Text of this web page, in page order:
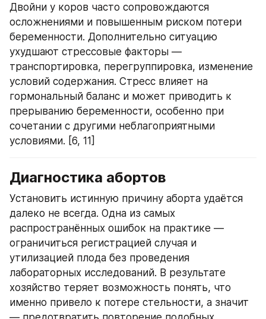
Двойни у коров часто сопровождаются
осложнениями и повышенным риском потери
беременности. Дополнительно ситуацию
ухудшают стрессовые факторы —
транспортировка, перегруппировка, изменение
условий содержания. Стресс влияет на
гормональный баланс и может приводить к
прерыванию беременности, особенно при
сочетании с другими неблагоприятными
условиями. [6, 11]
Диагностика абортов
Установить истинную причину аборта удаётся
далеко не всегда. Одна из самых
распространённых ошибок на практике —
ограничиться регистрацией случая и
утилизацией плода без проведения
лабораторных исследований. В результате
хозяйство теряет возможность понять, что
именно привело к потере стельности, а значит